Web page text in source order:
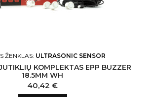
ŽENKLAS: ULTRASONIC SENSOR
KOMPLEKTAS EPP BUZZER
18.5MM WH
Kaina
40,42 €